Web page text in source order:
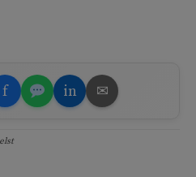
f in ✉